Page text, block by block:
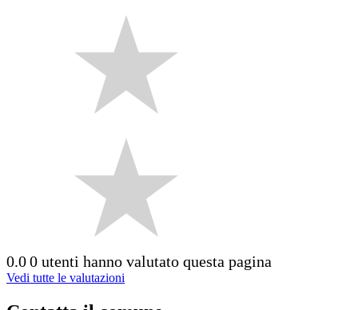
0.00 utenti hanno valutato questa pagina
Vedi tutte le valutazioni